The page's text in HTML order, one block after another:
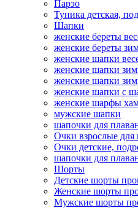
Парэо
Туника детская,
Шапки
женские береты
женские береты
женские шапки
женские шапки
женские шапки
женские шапки с
женские шарфы
мужские шапки
шапочки для
Очки взрослые для
Очки детские,
шапочки для
Шорты
Детские шорты
Женские шорты
Мужские шорты